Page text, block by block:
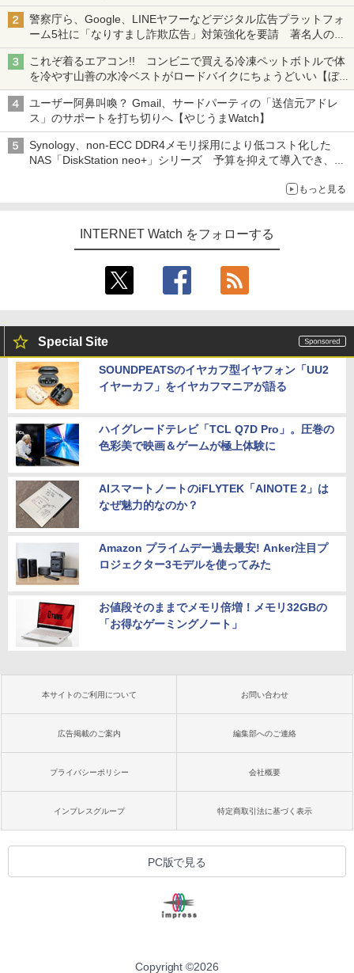
も、持ち替えずに書き込める
警察庁ら、Google、LINEヤフーなどデジタル広告プラットフォ
ーム5社に「なりすまし詐欺広告」対策強化を要請 著名人の写
真や映像を使った投資詐欺などへの対策として
これぞ着るエアコン!! コンビニで買える冷凍ペットボトルで体
を冷やす山善の水冷ベストがロードバイクにちょうどいい【ぼっ
ち・ざ・ろーど！その14】【空いた時間でなにしてる？】
ユーザー阿鼻叫喚？ Gmail、サードパーティの「送信元アドレ
ス」のサポートを打ち切りへ【やじうまWatch】
Synology、non-ECC DDR4メモリ採用により低コスト化した
NAS「DiskStation neo+」シリーズ 予算を抑えて導入でき、
もっと見る
INTERNET Watch をフォローする
Special Site
SOUNDPEATSのイヤカフ型イヤフォン「UU2
イヤーカフ」をイヤカフマニアが語る
ハイグレードテレビ「TCL Q7D Pro」。圧巻の
色彩美で映画＆ゲームが極上体験に
AIスマートノートのiFLYTEK「AINOTE 2」は
なぜ魅力的なのか？
Amazon プライムデー過去最安! Anker注目プ
ロジェクター3モデルを使ってみた
お値段そのままでメモリ倍増！メモリ32GBの
「お得なゲーミングノート」
本サイトのご利用について お問い合わせ
広告掲載のご案内 編集部へのご連絡
プライバシーポリシー 会社概要
インプレスグループ 特定商取引法に基づく表示
PC版で見る
Copyright ©2026